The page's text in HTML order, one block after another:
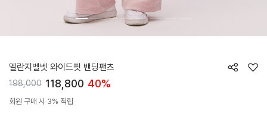
멜란지벨벳 와이드핏 밴딩팬츠
198,000 118,800 40%
회원 구매 시 3% 적립